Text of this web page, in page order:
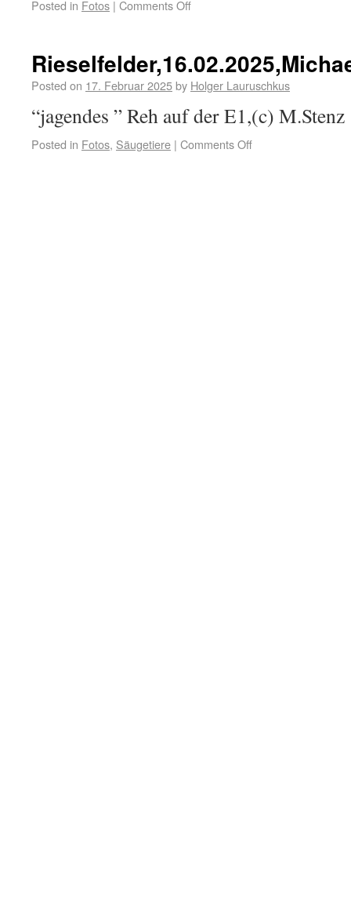
Posted in Fotos | Comments Off
Posted on 17. Februar 2025by Holger Lauruschkus
“jagendes ” Reh auf der E1,(c) M.Stenz
Posted in Fotos, Säugetiere | Comments Off